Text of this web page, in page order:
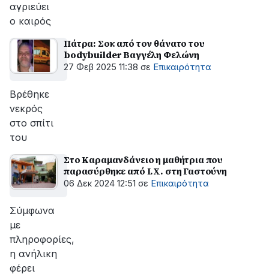
αγριεύει
ο καιρός
Πάτρα: Σοκ από τον θάνατο του
bodybuilder Βαγγέλη Φελώνη
27 Φεβ 2025 11:38 σε Επικαιρότητα
Βρέθηκε
νεκρός
στο σπίτι
του
Στο Καραμανδάνειο η μαθήτρια που
παρασύρθηκε από Ι.Χ. στη Γαστούνη
06 Δεκ 2024 12:51 σε Επικαιρότητα
Σύμφωνα
με
πληροφορίες,
η ανήλικη
φέρει